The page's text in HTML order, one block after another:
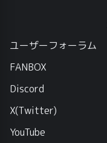
ユーザーフォーラム
FANBOX
Discord
X(Twitter)
YouTube